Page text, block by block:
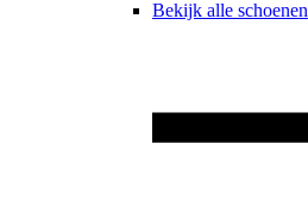
Bekijk alle schoenen